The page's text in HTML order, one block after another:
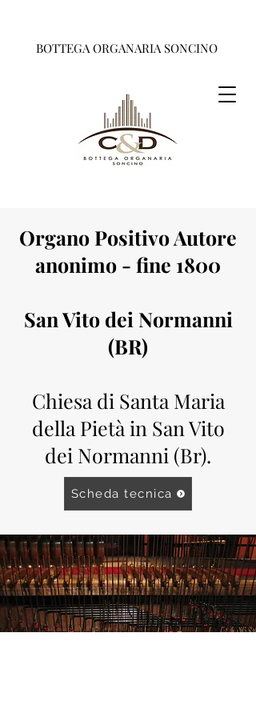
BOTTEGA ORGANARIA SONCINO
Organo Positivo Autore
anonimo - fine 1800
San Vito dei Normanni
(BR)
Chiesa di Santa Maria
della Pietà in San Vito
dei Normanni (Br).
Scheda tecnica